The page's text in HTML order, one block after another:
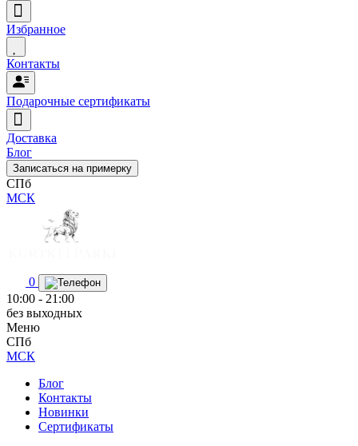
Избранное
Контакты
Подарочные сертификаты
Доставка
Блог
Записаться на примерку
СПб
МСК
0
10:00 - 21:00
без выходных
Меню
СПб
МСК
Блог
Контакты
Новинки
Сертификаты